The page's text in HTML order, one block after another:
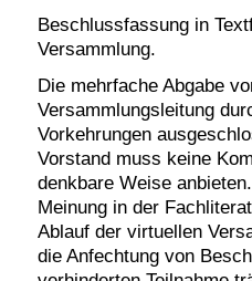
Beschlussfassung in
Versammlung.
Die mehrfache Abgabe
Versammlungsleitung
Vorkehrungen
Vorstand muss keine
denkbare Weise
Meinung in der
Ablauf der virtuellen
die Anfechtung von